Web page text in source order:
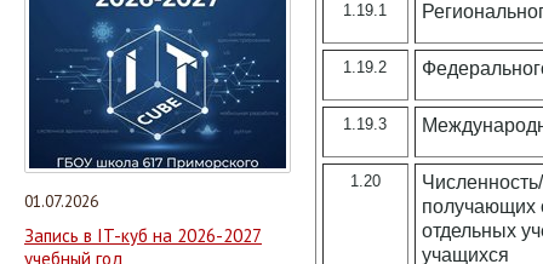
01.07.2026
Запись в IT-куб на 2026-2027
учебный год
1.19.1
1.19.2
1.19.3
1.20
получающих
отдельных
учащихся